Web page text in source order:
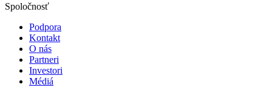
Spoločnosť
Podpora
Kontakt
O nás
Partneri
Investori
Médiá